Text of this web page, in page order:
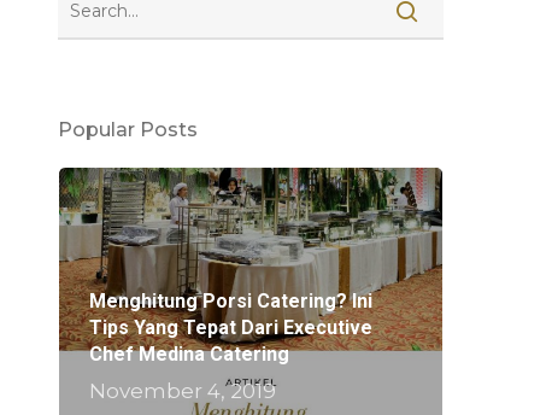
Popular Posts
Menghitung Porsi Catering? Ini
Tips Yang Tepat Dari Executive
Chef Medina Catering
November 4, 2019